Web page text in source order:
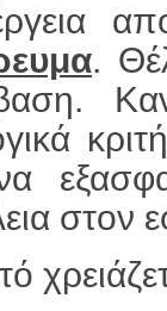
.
στον